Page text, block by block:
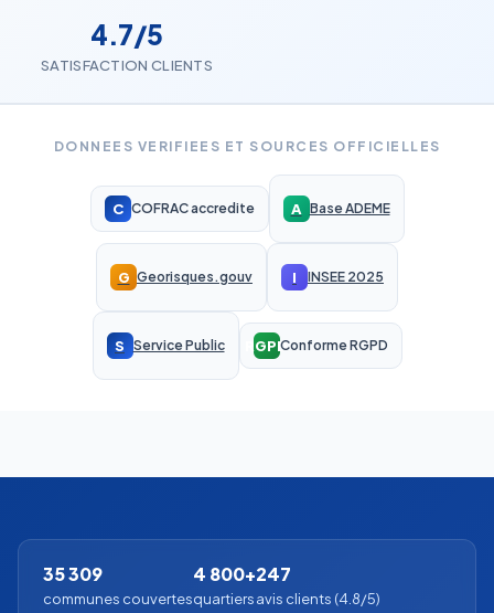
4.7/5
SATISFACTION CLIENTS
DONNEES VERIFIEES ET SOURCES OFFICIELLES
C COFRAC accredite A Base ADEME
G Georisques.gouv I INSEE 2025
S Service Public RGPDConforme RGPD
35 309
communes couvertes
4 800+
quartiers
247
avis clients (4.8/5)